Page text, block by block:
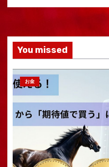
You missed
お金